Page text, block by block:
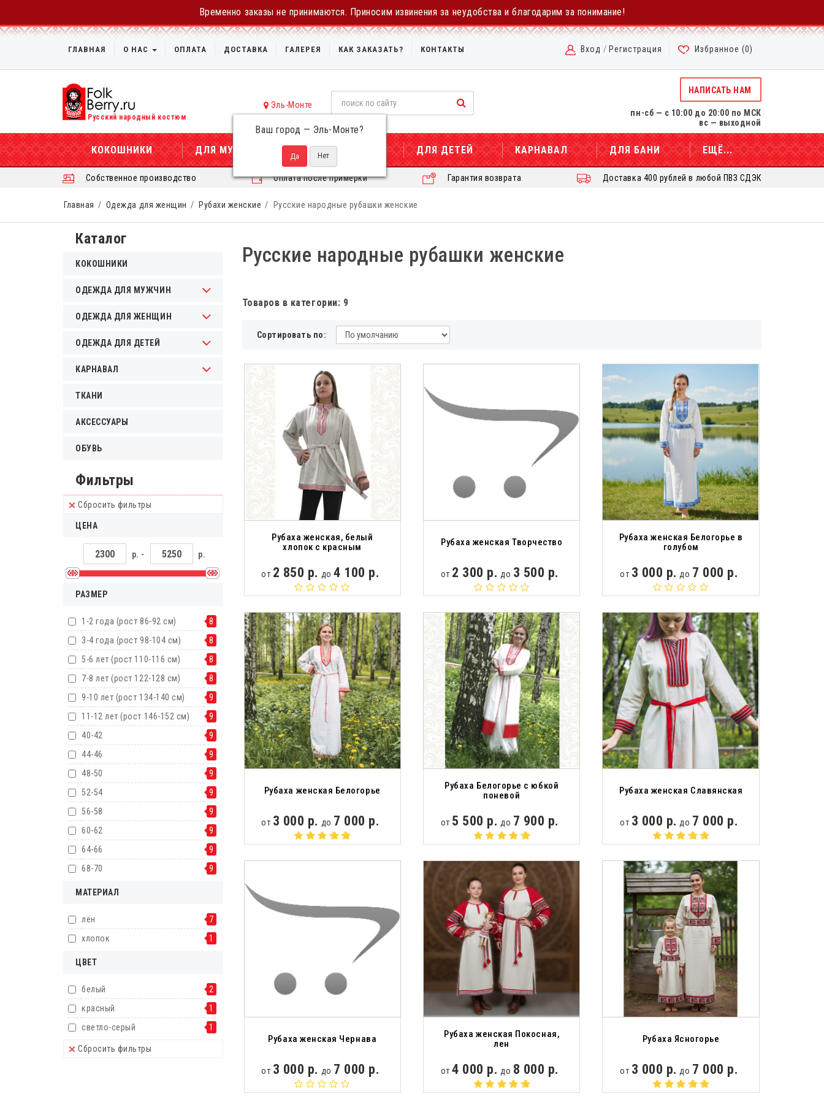
Временно заказы не принимаются. Приносим извинения за неудобства и благодарим за понимание!
ГЛАВНАЯ О НАС ОПЛАТА ДОСТАВКА ГАЛЕРЕЯ КАК ЗАКАЗАТЬ? КОНТАКТЫ Вход / Регистрация Избранное (0)
Русский народный костюм
Эль-Монте
Ваш город — Эль-Монте?
НАПИСАТЬ НАМ
пн-сб — с 10:00 до 20:00 по МСК
вс — выходной
КОКОШНИКИ ДЛЯ МУЖЧИН ДЛЯ ЖЕНЩИН ДЛЯ ДЕТЕЙ КАРНАВАЛ ДЛЯ БАНИ ЕЩЁ...
Собственное производство Оплата после примерки Гарантия возврата Доставка 400 рублей в любой ПВЗ СДЭК
Главная Одежда для женщин Рубахи женские Русские народные рубашки женские
Каталог
КОКОШНИКИ
ОДЕЖДА ДЛЯ МУЖЧИН
ОДЕЖДА ДЛЯ ЖЕНЩИН
ОДЕЖДА ДЛЯ ДЕТЕЙ
КАРНАВАЛ
ТКАНИ
АКСЕССУАРЫ
ОБУВЬ
Фильтры
Сбросить фильтры
ЦЕНА
р. - р.
РАЗМЕР
1-2 года (рост 86-92 см)
8
3-4 года (рост 98-104 см)
8
5-6 лет (рост 110-116 см)
8
7-8 лет (рост 122-128 см)
8
9-10 лет (рост 134-140 см)
9
11-12 лет (рост 146-152 см)
9
40-42
9
44-46
9
48-50
9
52-54
9
56-58
9
60-62
9
64-66
9
68-70
9
МАТЕРИАЛ
лён
7
хлопок
1
ЦВЕТ
белый
2
красный
1
светло-серый
1
Сбросить фильтры
Русские народные рубашки женские
Товаров в категории: 9
Сортировать по:
Рубаха женская, белый
хлопок с красным
от 2 850 р. до4 100 р.
Рубаха женская Творчество
от 2 300 р. до 3 500 р.
Рубаха женская Белогорье в
голубом
от 3 000 р. до 7 000 р.
Рубаха женская Белогорье
от 3 000 р. до 7 000 р.
Рубаха Белогорье с юбкой
поневой
от 5 500 р. до 7 900 р.
Рубаха женская Славянская
от 3 000 р. до 7 000 р.
Рубаха женская Чернава
от 3 000 р. до 7 000 р.
Рубаха женская Покосная,
лен
от4 000 р. до 8 000 р.
Рубаха Ясногорье
от 3 000 р. до 7 000 р.